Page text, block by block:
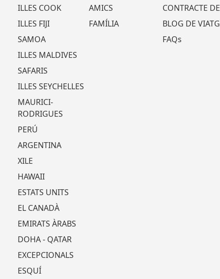
ILLES COOK
ILLES FIJI
SAMOA
ILLES MALDIVES
SAFARIS
ILLES SEYCHELLES
MAURICI-
RODRIGUES
PERÚ
ARGENTINA
XILE
HAWAII
ESTATS UNITS
EL CANADÀ
EMIRATS ÀRABS
DOHA - QATAR
EXCEPCIONALS
ESQUÍ
AMICS
FAMÍLIA
CONTRACTE
BLOG DE
FAQs